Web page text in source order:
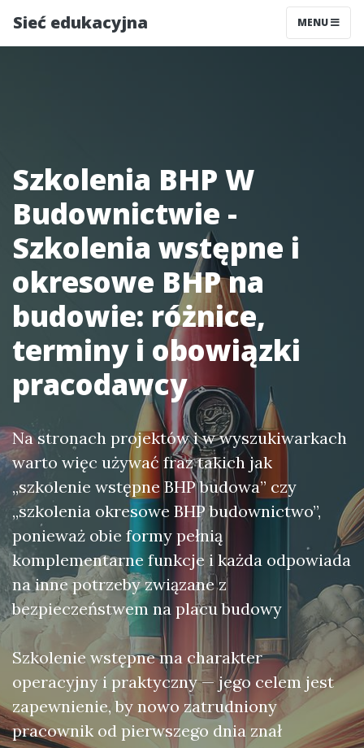
Sieć edukacyjna MENU
Szkolenia BHP W
Budownictwie -
Szkolenia wstępne i
okresowe BHP na
budowie: różnice,
terminy i obowiązki
pracodawcy
Na stronach projektów i w wyszukiwarkach
warto więc używać fraz takich jak
„szkolenie wstępne BHP budowa” czy
„szkolenia okresowe BHP budownictwo”,
ponieważ obie formy pełnią
komplementarne funkcje i każda odpowiada
na inne potrzeby związane z
bezpieczeństwem na placu budowy
Szkolenie wstępne ma charakter
operacyjny i praktyczny — jego celem jest
zapewnienie, by nowo zatrudniony
pracownik od pierwszego dnia znał